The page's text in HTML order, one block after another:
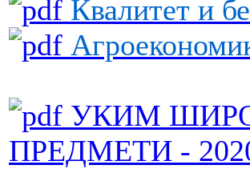
Квалитет и
УКИМ
ПРЕДМЕТИ -